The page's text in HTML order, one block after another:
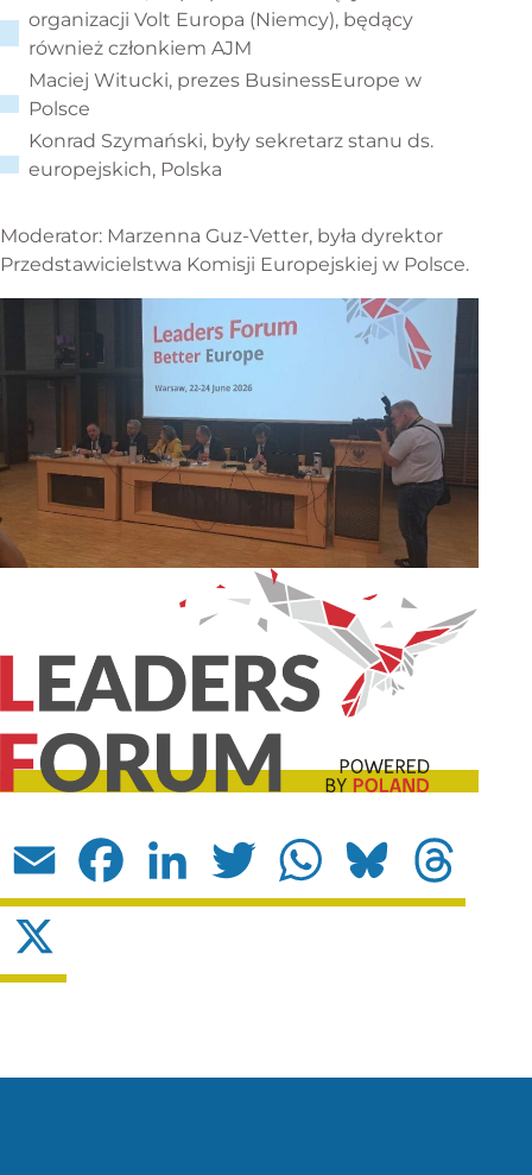
organizacji Volt Europa (Niemcy), będący
również członkiem AJM
Maciej Witucki, prezes BusinessEurope w
Polsce
Konrad Szymański, były sekretarz stanu ds.
europejskich, Polska
Moderator: Marzenna Guz-Vetter, była dyrektor
Przedstawicielstwa Komisji Europejskiej w Polsce.
Email Facebook LinkedIn Twitter WhatsApp Bluesky